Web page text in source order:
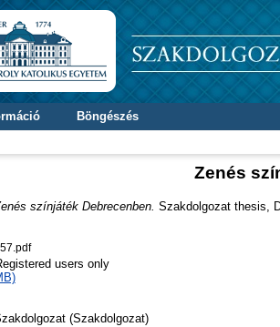
Böngészés
Zenés
színjáték Debrecenben. Szakdolgozat thesis,
users only
(Szakdolgozat)